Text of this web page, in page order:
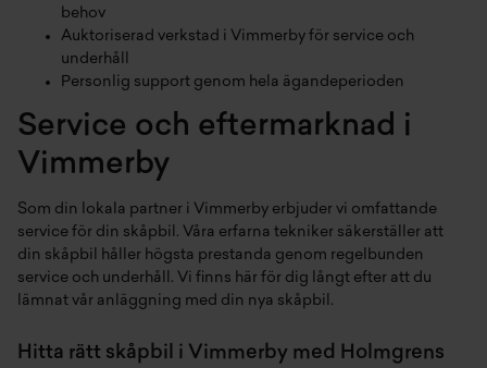
behov
Auktoriserad verkstad i Vimmerby för service och
underhåll
Personlig support genom hela ägandeperioden
Service och eftermarknad i
Vimmerby
Som din lokala partner i Vimmerby erbjuder vi omfattande
service för din skåpbil. Våra erfarna tekniker säkerställer att
din skåpbil håller högsta prestanda genom regelbunden
service och underhåll. Vi finns här för dig långt efter att du
lämnat vår anläggning med din nya skåpbil.
Hitta rätt skåpbil i Vimmerby med Holmgrens